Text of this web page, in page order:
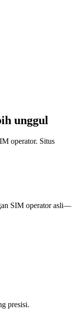
unggul
operator. Situs
SIM operator asli—
presisi.